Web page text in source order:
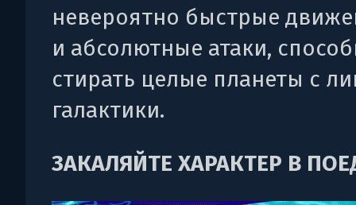
невероятно быстрые
и абсолютные атаки,
стирать целые планеты с
галактики.
ЗАКАЛЯЙТЕ ХАРАКТЕР В